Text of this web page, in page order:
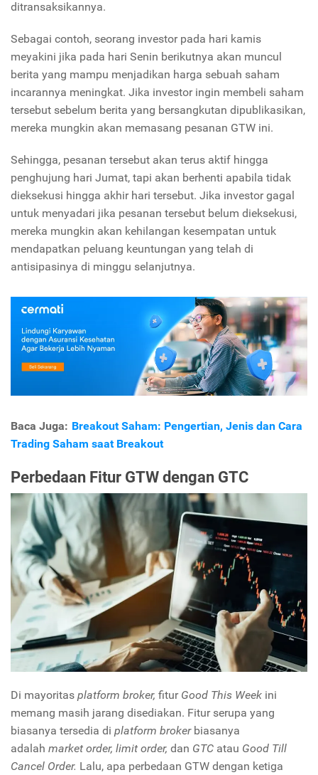
ditransaksikannya.
Sebagai contoh, seorang investor pada hari kamis
meyakini jika pada hari Senin berikutnya akan muncul
berita yang mampu menjadikan harga sebuah saham
incarannya meningkat. Jika investor ingin membeli saham
tersebut sebelum berita yang bersangkutan dipublikasikan,
mereka mungkin akan memasang pesanan GTW ini.
Sehingga, pesanan tersebut akan terus aktif hingga
penghujung hari Jumat, tapi akan berhenti apabila tidak
dieksekusi hingga akhir hari tersebut. Jika investor gagal
untuk menyadari jika pesanan tersebut belum dieksekusi,
mereka mungkin akan kehilangan kesempatan untuk
mendapatkan peluang keuntungan yang telah di
antisipasinya di minggu selanjutnya.
Baca Juga: Breakout Saham: Pengertian, Jenis dan Cara
Trading Saham saat Breakout
Perbedaan Fitur GTW dengan GTC
Di mayoritas platform broker, fitur Good This Week ini
memang masih jarang disediakan. Fitur serupa yang
biasanya tersedia di platform broker biasanya
adalah market order, limit order, dan GTC atau Good Till
Cancel Order. Lalu, apa perbedaan GTW dengan ketiga